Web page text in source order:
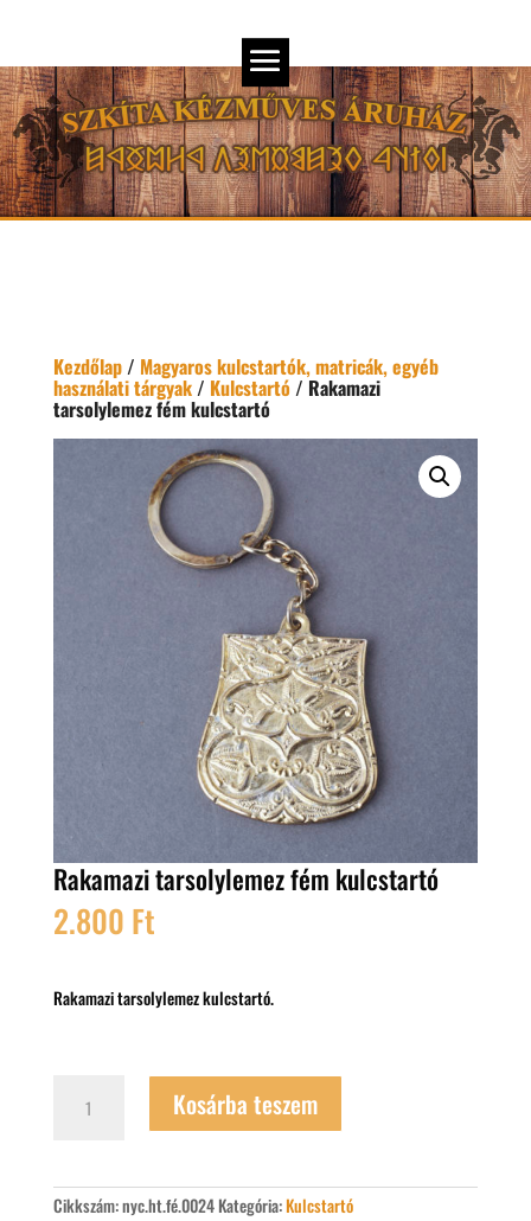
Kezdőlap/ Magyaros kulcstartók, matricák, egyéb
használati tárgyak/ Kulcstartó/ Rakamazi
tarsolylemez fém kulcstartó
Rakamazi tarsolylemez fém kulcstartó
2.800 Ft
Rakamazi tarsolylemez kulcstartó.
tarsolylemez
Kosárba teszem
Cikkszám:nyc.ht.fé.0024 Kategória:Kulcstartó